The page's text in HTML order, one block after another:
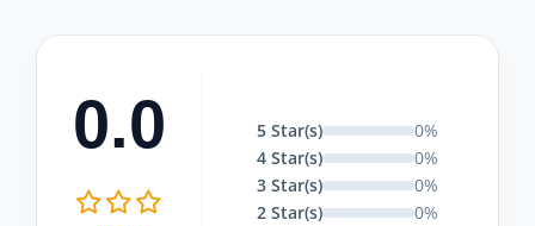
0.0 5 Star(s)
0%
4 Star(s)
0%
3 Star(s)
0%
2 Star(s)
0%